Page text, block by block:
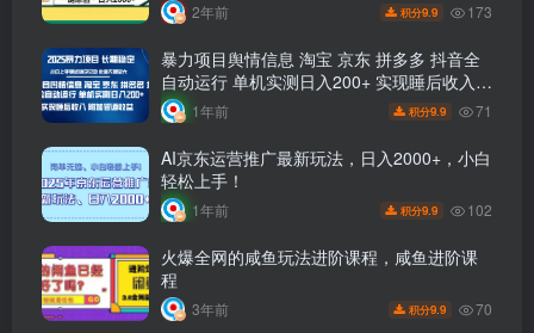
2年前 积分9.9 173
暴力项目舆情信息 淘宝 京东 拼多多 抖音全
自动运行 单机实测日入200+ 实现睡后收入
附加管道收益
1年前 积分9.9 71
AI京东运营推广最新玩法，日入2000+，小白
轻松上手！
1年前 积分9.9 102
火爆全网的咸鱼玩法进阶课程，咸鱼进阶课
程
3年前 积分9.9 70